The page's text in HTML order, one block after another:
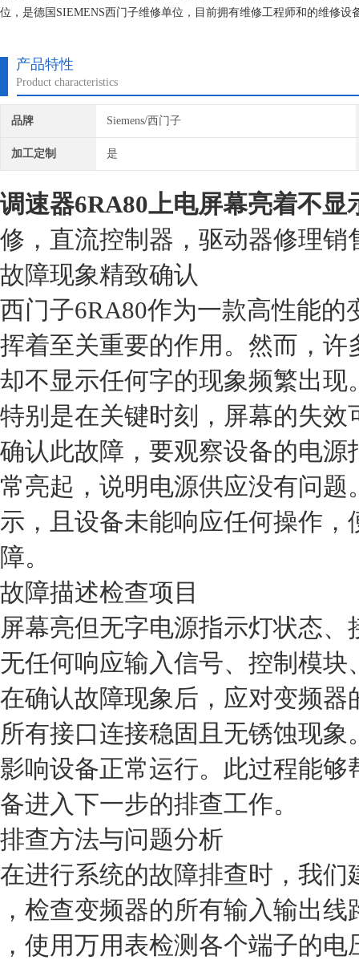
位，是德国SIEMENS西门子维修单位，目前拥有维修工程师和的维修
产品特性
Product characteristics
品牌 Siemens/西门子
加工定制 是
调速器6RA80上电屏幕亮着不显
修，直流控制器，驱动器修理销
故障现象精致确认
西门子6RA80作为一款高性能
挥着至关重要的作用。然而，
却不显示任何字的现象频繁出
特别是在关键时刻，屏幕的失
确认此故障，要观察设备的电
常亮起，说明电源供应没有问
示，且设备未能响应任何操作
障。
故障描述检查项目
屏幕亮但无字电源指示灯状态、
无任何响应输入信号、控制模块
在确认故障现象后，应对变频
所有接口连接稳固且无锈蚀现
影响设备正常运行。此过程能
备进入下一步的排查工作。
排查方法与问题分析
在进行系统的故障排查时，我们
，检查变频器的所有输入输出
，使用万用表检测各个端子的